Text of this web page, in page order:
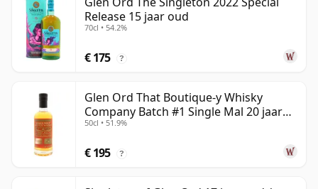
Release 15 jaar oud
70cl • 54.2%
€ 175 ?
Glen Ord That Boutique-y Whisky
Company Batch #1 Single Mal 20 jaar
oud
50cl • 51.9%
€ 195 ?